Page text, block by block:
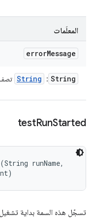
المعلَمات
errorMessage
String
:
String تصف
testRunStarted
runName,
تسجّل هذه السمة بداية